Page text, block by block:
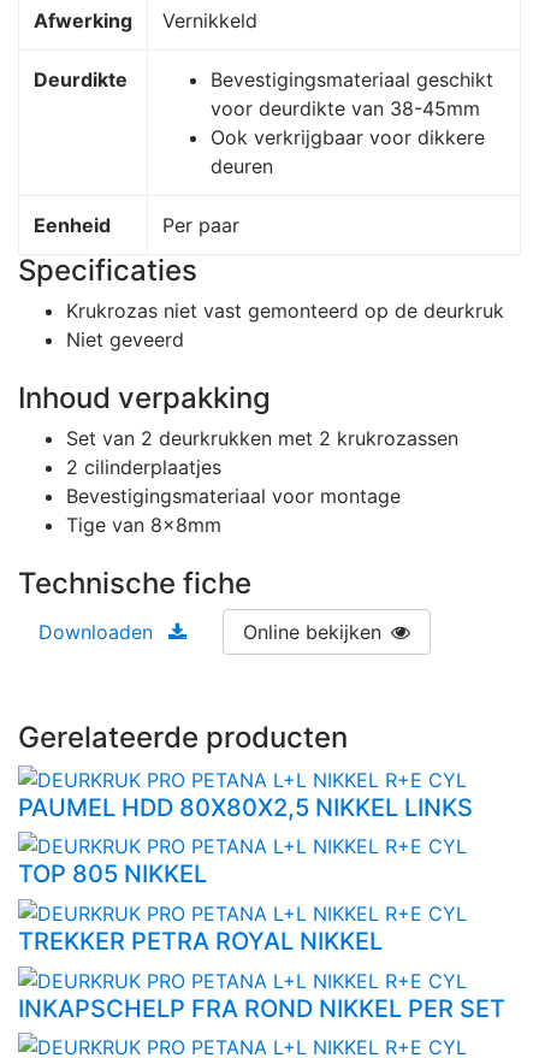
Afwerking Vernikkeld
Deurdikte
Bevestigingsmateriaal geschikt
voor deurdikte van 38-45mm
Ook verkrijgbaar voor dikkere
deuren
Eenheid Per paar
Specificaties
Krukrozas niet vast gemonteerd op de deurkruk
Niet geveerd
Inhoud verpakking
Set van 2 deurkrukken met 2 krukrozassen
2 cilinderplaatjes
Bevestigingsmateriaal voor montage
Tige van 8x8mm
Technische fiche
Downloaden Online bekijken
Gerelateerde producten
PAUMEL HDD 80X80X2,5 NIKKEL LINKS
TOP 805 NIKKEL
TREKKER PETRA ROYAL NIKKEL
INKAPSCHELP FRA ROND NIKKEL PER SET